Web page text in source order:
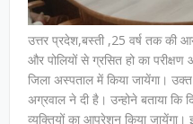
उत्तर प्रदेश,बस्ती ,25 वर्ष तक की
और पोलियों से ग्रसित हो का
जिला अस्पताल में किया जायेंगा। उक्त
अग्रवाल ने दी है। उन्होने बताया कि
व्यक्तियों का आपरेशन किया